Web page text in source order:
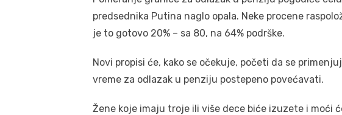
predsednika Putina naglo opala. Neke procene
je to gotovo 20% – sa 80, na 64% podrške.
Novi propisi će, kako se očekuje, početi da se
vreme za odlazak u penziju postepeno povećavati.
Žene koje imaju troje ili više dece biće izuzete i moći